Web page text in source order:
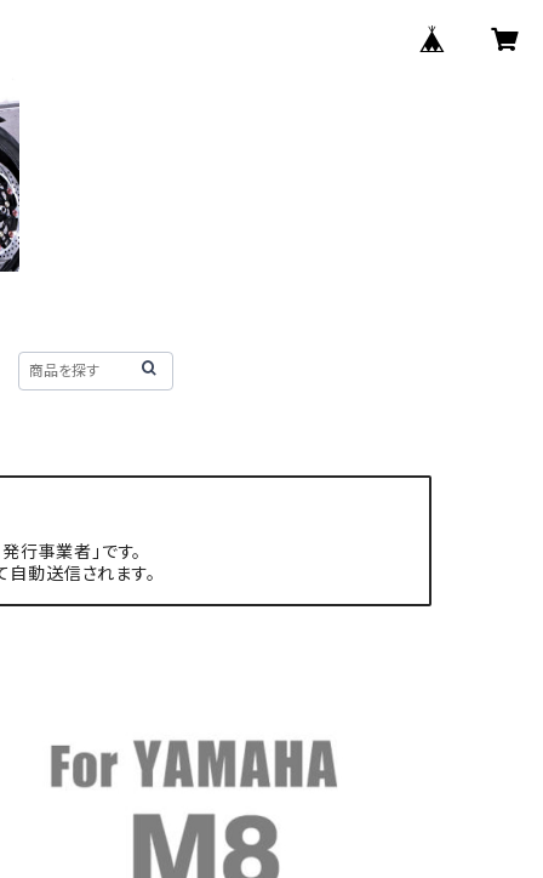
行事業者」です。
動送信されます。